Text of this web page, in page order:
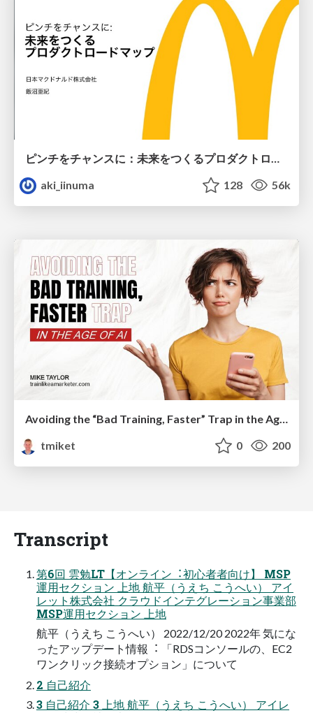
ピンチをチャンスに：未来をつくるプロダクトロードマップ #pmconf2020
aki_iinuma
128 56k
tmiket
0 200
Transcript
第6回 雲勉LT【オンライン︓初⼼者者向け】 MSP
運⽤セクション 上地 航平（うえち こうへい） アイ
レット株式会社 クラウドインテグレーション事業部
MSP運⽤セクション 上地
航平（うえち こうへい） 2022/12/20 2022年 気にな
ったアップデート情報︓ 「RDSコンソールの、EC2
ワンクリック接続オプション」について
2 ⾃⼰紹介
3 ⾃⼰紹介 3 上地 航平（うえち こうへい） アイレ